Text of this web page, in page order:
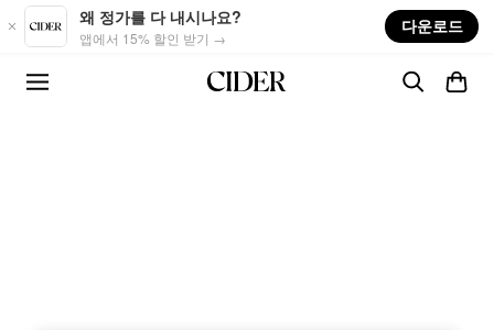
Skip to main content
왜 정가를 다 내시나요?
앱에서 15% 할인 받기 →
다운로드